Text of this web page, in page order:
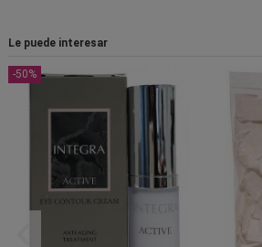
Le puede interesar
-50%